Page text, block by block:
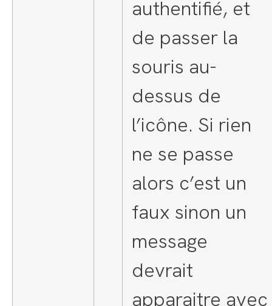
authentifié, et
de passer la
souris au-
dessus de
l’icône. Si rien
ne se passe
alors c’est un
faux sinon un
message
devrait
apparaitre avec